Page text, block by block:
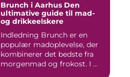
Brunch i Aarhus Den
ultimative guide til mad-
og drikkeelskere
Indledning Brunch er en
populær madoplevelse, der
kombinerer det bedste fra
morgenmad og frokost. I ...